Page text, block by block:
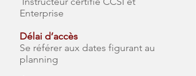
Enterprise
Délai d’accès
Se référer aux dates figurant au
planning